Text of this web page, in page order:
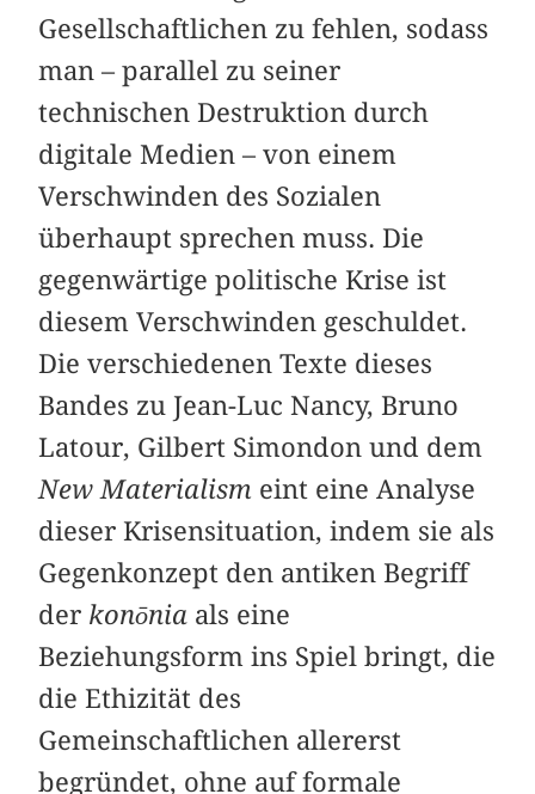
Gesellschaftlichen zu fehlen, sodass
man – parallel zu seiner
technischen Destruktion durch
digitale Medien – von einem
Verschwinden des Sozialen
überhaupt sprechen muss. Die
gegenwärtige politische Krise ist
diesem Verschwinden geschuldet.
Die verschiedenen Texte dieses
Bandes zu Jean-Luc Nancy, Bruno
Latour, Gilbert Simondon und dem
New Materialism eint eine Analyse
dieser Krisensituation, indem sie als
Gegenkonzept den antiken Begriff
der konōnia als eine
Beziehungsform ins Spiel bringt, die
die Ethizität des
Gemeinschaftlichen allererst
begründet, ohne auf formale